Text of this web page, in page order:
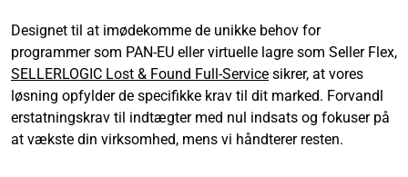
Designet til at imødekomme de unikke behov for
programmer som PAN-EU eller virtuelle lagre som Seller Flex,
SELLERLOGIC Lost & Found Full-Service sikrer, at vores
løsning opfylder de specifikke krav til dit marked. Forvandl
erstatningskrav til indtægter med nul indsats og fokuser på
at vækste din virksomhed, mens vi håndterer resten.